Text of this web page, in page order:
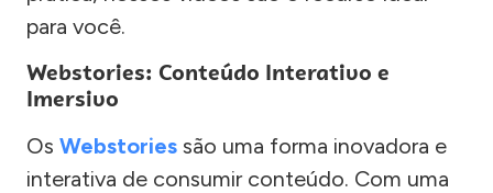
para você.
Webstories: Conteúdo Interativo e
Imersivo
Os Webstories são uma forma inovadora e
interativa de consumir conteúdo. Com uma